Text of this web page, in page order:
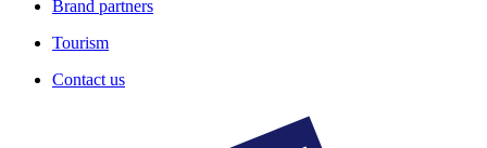
Brand partners
Tourism
Contact us